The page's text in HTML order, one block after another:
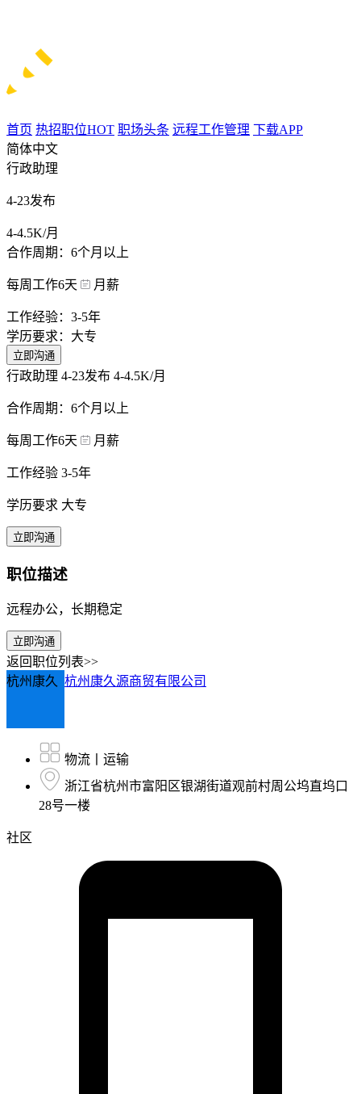
首页 热招职位HOT 职场头条 远程工作管理 下载APP
简体中文
行政助理
4-23发布
4-4.5K/月
合作周期：6个月以上
每周工作6天 月薪
工作经验：3-5年
学历要求：大专
立即沟通
行政助理 4-23发布 4-4.5K/月
合作周期：6个月以上
每周工作6天 月薪
工作经验 3-5年
学历要求 大专
立即沟通
职位描述
远程办公，长期稳定
立即沟通
返回职位列表>>
杭州康久
杭州康久源商贸有限公司
物流丨运输
浙江省杭州市富阳区银湖街道观前村周公坞直坞口
28号一楼
社区